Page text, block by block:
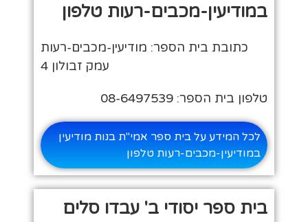
במודיעין-מכבים-רעות טלפון
כתובת בית הספר: מודיעין-מכבים-רעות
עמק זבולון 4
טלפון בית הספר: 08-6497539
לכל המידע על בית ספר אמי"ת בנות מודיעין
במודיעין-מכבים-רעות טלפון
בית ספר יסודי ב' עבדו סלים